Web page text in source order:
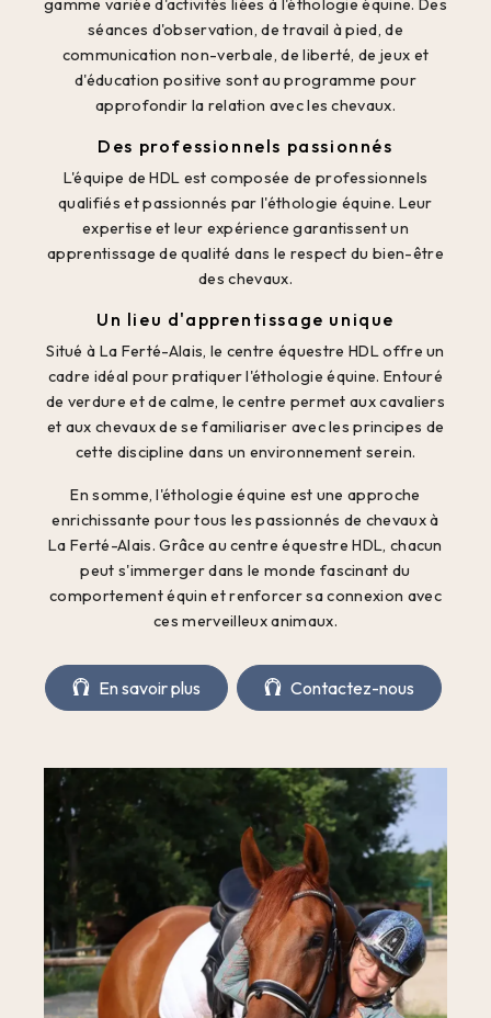
gamme variée d'activités liées à l'éthologie équine. Des
séances d'observation, de travail à pied, de
communication non-verbale, de liberté, de jeux et
d'éducation positive sont au programme pour
approfondir la relation avec les chevaux.
Des professionnels passionnés
L'équipe de HDL est composée de professionnels
qualifiés et passionnés par l'éthologie équine. Leur
expertise et leur expérience garantissent un
apprentissage de qualité dans le respect du bien-être
des chevaux.
Un lieu d'apprentissage unique
Situé à La Ferté-Alais, le centre équestre HDL offre un
cadre idéal pour pratiquer l'éthologie équine. Entouré
de verdure et de calme, le centre permet aux cavaliers
et aux chevaux de se familiariser avec les principes de
cette discipline dans un environnement serein.
En somme, l'éthologie équine est une approche
enrichissante pour tous les passionnés de chevaux à
La Ferté-Alais. Grâce au centre équestre HDL, chacun
peut s'immerger dans le monde fascinant du
comportement équin et renforcer sa connexion avec
ces merveilleux animaux.
En savoir plus Contactez-nous